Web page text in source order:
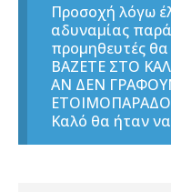
Προσοχή λόγω
αδυναμίας
προμηθευτές
ΒΑΖΕΤΕ ΣΤΟ
ΑΝ ΔΕΝ
Καλό θα ήταν